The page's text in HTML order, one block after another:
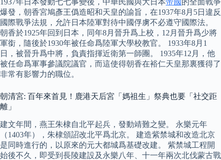
1937年日本發動七七事變後，中華民國與大日本帝國 的全面戰爭
爆發，朝香宮鳩彥王僞造昭和天皇的諭旨，在1937年8月5日違反
國際戰爭法規，允許日本陸軍對待中國俘虜不必遵守國際法。
朝香於1925年回到日本，同年8月晉升爲上校，12月晉升爲少將
軍銜，隨後於1930年被任命爲陸軍大學校教官。 1933年8月1
日，被晉升爲中將，負責指揮近衛第一師團。 1935年12月，他
被任命爲軍事參議院議官，而這使得朝香在裕仁天皇那裏獲得了
非常有影響力的職位。
朝清宮: 百年來首見！鹿港天后宮「媽祖生」祭典也要「社交距
離」
建文年間，燕王朱棣自北平起兵，發動靖難之變。 永樂元年
（1403年），朱棣頒詔改北平爲北京。 建造紫禁城和改造北京
是同時進行的，以原來的元大都城爲基礎改建。 紫禁城工程開
始後不久，即受到長陵建設及永樂八年、十一年兩次北伐蒙古戰